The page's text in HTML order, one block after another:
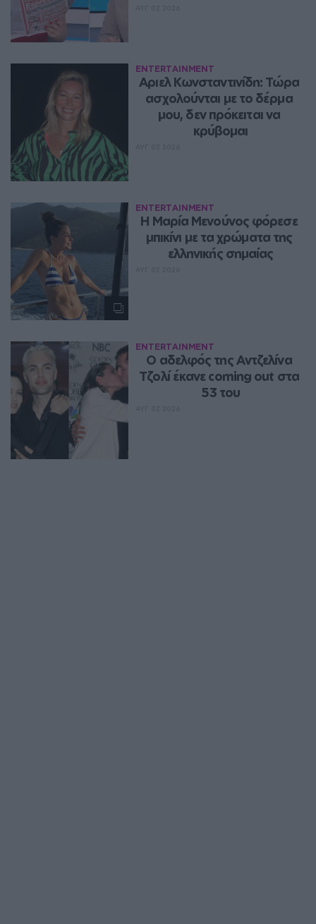
ENTERTAINMENT
Αριελ Κωνσταντινίδη: Τώρα
ασχολούνται με το δέρμα
μου, δεν πρόκειται να
κρύβομαι
ENTERTAINMENT
Η Μαρία Μενούνος φόρεσε
μπικίνι με τα χρώματα της
ελληνικής σημαίας
ENTERTAINMENT
Ο αδελφός της Αντζελίνα
Τζολί έκανε coming out στα
53 του